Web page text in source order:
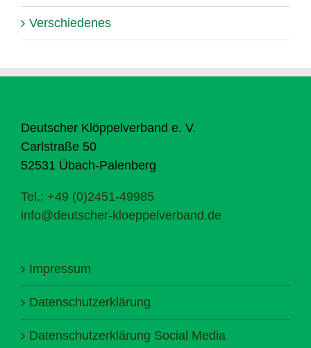
Verschiedenes
Deutscher Klöppelverband e. V.
Carlstraße 50
52531 Übach-Palenberg
Tel.: +49 (0)2451-49985
info@deutscher-kloeppelverband.de
Impressum
Datenschutzerklärung
Datenschutzerklärung Social Media